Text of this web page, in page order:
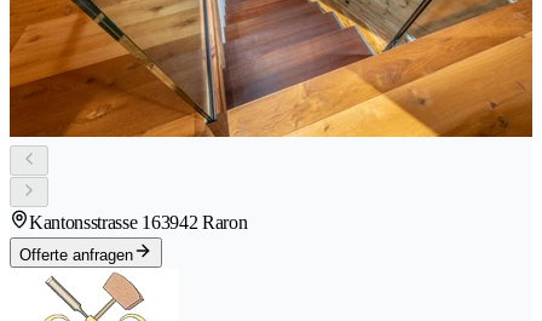
Kantonsstrasse 163942 Raron
Offerte anfragen